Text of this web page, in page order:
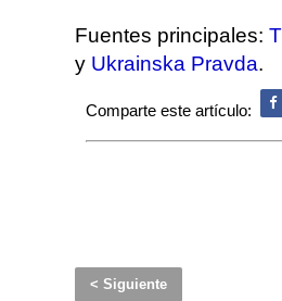
Fuentes principales:
y Ukrainska Pravda.
Comparte este artículo:
< Siguiente